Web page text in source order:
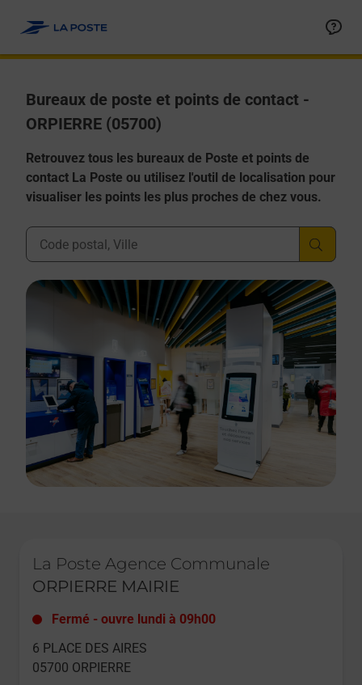
Bureaux de poste et points de contact -
ORPIERRE (05700)
Retrouvez tous les bureaux de Poste et points de
contact La Poste ou utilisez l'outil de localisation pour
visualiser les points les plus proches de chez vous.
Ville, Département, Code Postal
La Poste Agence Communale
ORPIERRE MAIRIE
Fermé - ouvre lundi à 09h00
6 PLACE DES AIRES
05700 ORPIERRE